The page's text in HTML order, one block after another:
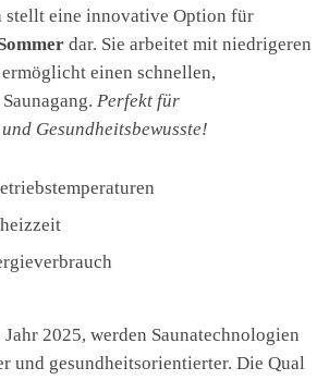
stellt eine innovative Option für
dar. Sie arbeitet mit niedrigeren
einen schnellen,
Perfekt für
Gesundheitsbewusste!
2025, werden Saunatechnologien
und gesundheitsorientierter. Die Qual